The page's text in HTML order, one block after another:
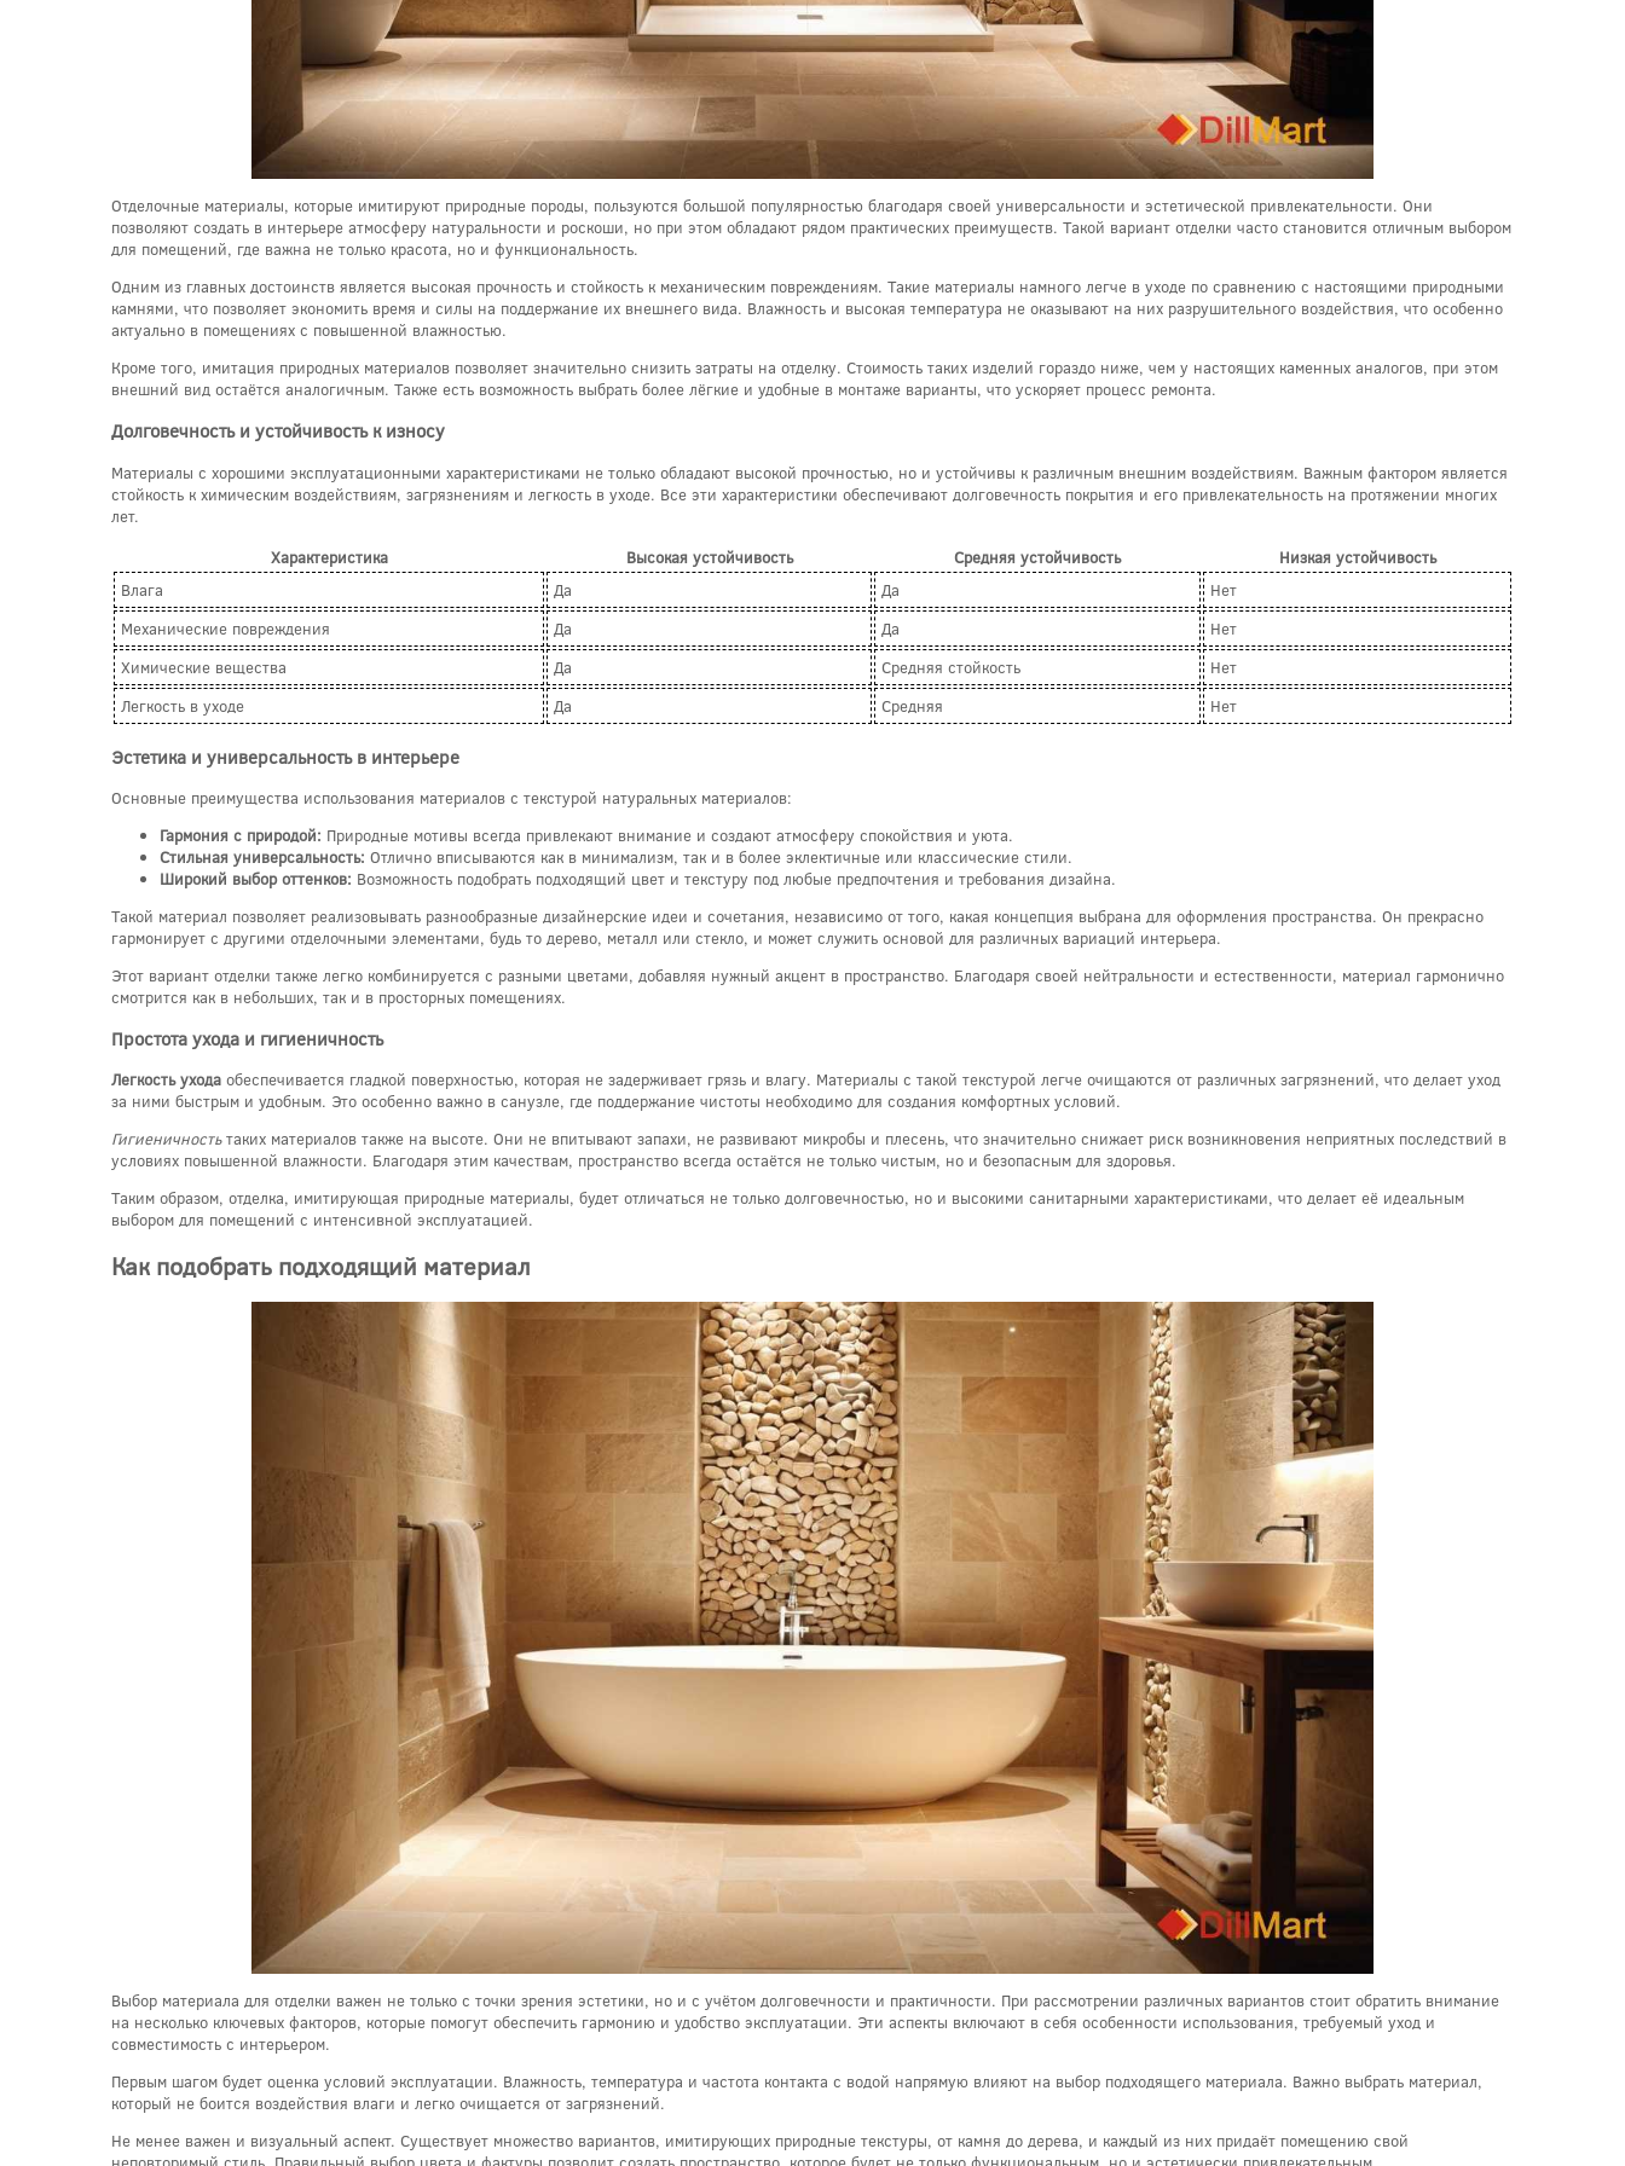
Отделочные материалы, которые имитируют природные породы, пользуются большой популярностью благодаря своей универсальности и эстетической привлекательности. Они
позволяют создать в интерьере атмосферу натуральности и роскоши, но при этом обладают рядом практических преимуществ. Такой вариант отделки часто становится отличным выбором
для помещений, где важна не только красота, но и функциональность.
Одним из главных достоинств является высокая прочность и стойкость к механическим повреждениям. Такие материалы намного легче в уходе по сравнению с настоящими природными
камнями, что позволяет экономить время и силы на поддержание их внешнего вида. Влажность и высокая температура не оказывают на них разрушительного воздействия, что особенно
актуально в помещениях с повышенной влажностью.
Кроме того, имитация природных материалов позволяет значительно снизить затраты на отделку. Стоимость таких изделий гораздо ниже, чем у настоящих каменных аналогов, при этом
внешний вид остаётся аналогичным. Также есть возможность выбрать более лёгкие и удобные в монтаже варианты, что ускоряет процесс ремонта.
Долговечность и устойчивость к износу
Материалы с хорошими эксплуатационными характеристиками не только обладают высокой прочностью, но и устойчивы к различным внешним воздействиям. Важным фактором является
стойкость к химическим воздействиям, загрязнениям и легкость в уходе. Все эти характеристики обеспечивают долговечность покрытия и его привлекательность на протяжении многих
лет.
Характеристика
Высокая устойчивость Средняя устойчивость
Низкая устойчивость
Влага
Да Да
Нет
Механические повреждения
Да Да
Нет
Химические вещества
Да Средняя стойкость
Нет
Легкость в уходе
Да Средняя Нет
Эстетика и универсальность в интерьере
Основные преимущества использования материалов с текстурой натуральных материалов:
Гармония с природой: Природные мотивы всегда привлекают внимание и создают атмосферу спокойствия и уюта.
Стильная универсальность: Отлично вписываются как в минимализм, так и в более эклектичные или классические стили.
Широкий выбор оттенков: Возможность подобрать подходящий цвет и текстуру под любые предпочтения и требования дизайна.
Такой материал позволяет реализовывать разнообразные дизайнерские идеи и сочетания, независимо от того, какая концепция выбрана для оформления пространства. Он прекрасно
гармонирует с другими отделочными элементами, будь то дерево, металл или стекло, и может служить основой для различных вариаций интерьера.
Этот вариант отделки также легко комбинируется с разными цветами, добавляя нужный акцент в пространство. Благодаря своей нейтральности и естественности, материал гармонично
смотрится как в небольших, так и в просторных помещениях.
Простота ухода и гигиеничность
Легкость ухода обеспечивается гладкой поверхностью, которая не задерживает грязь и влагу. Материалы с такой текстурой легче очищаются от различных загрязнений, что делает уход
за ними быстрым и удобным. Это особенно важно в санузле, где поддержание чистоты необходимо для создания комфортных условий.
Гигиеничностьтаких материалов также на высоте. Они не впитывают запахи, не развивают микробы и плесень, что значительно снижает риск возникновения неприятных последствий в
условиях повышенной влажности. Благодаря этим качествам, пространство всегда остаётся не только чистым, но и безопасным для здоровья.
Таким образом, отделка, имитирующая природные материалы, будет отличаться не только долговечностью, но и высокими санитарными характеристиками, что делает её идеальным
выбором для помещений с интенсивной эксплуатацией.
Как подобрать подходящий материал
Выбор материала для отделки важен не только с точки зрения эстетики, но и с учётом долговечности и практичности. При рассмотрении различных вариантов стоит обратить внимание
на несколько ключевых факторов, которые помогут обеспечить гармонию и удобство эксплуатации. Эти аспекты включают в себя особенности использования, требуемый уход и
совместимость с интерьером.
Первым шагом будет оценка условий эксплуатации. Влажность, температура и частота контакта с водой напрямую влияют на выбор подходящего материала. Важно выбрать материал,
который не боится воздействия влаги и легко очищается от загрязнений.
Не менее важен и визуальный аспект. Существует множество вариантов, имитирующих природные текстуры, от камня до дерева, и каждый из них придаёт помещению свой